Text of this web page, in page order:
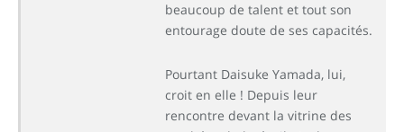
beaucoup de talent et tout son
entourage doute de ses capacités.
Pourtant Daisuke Yamada, lui,
croit en elle ! Depuis leur
rencontre devant la vitrine des